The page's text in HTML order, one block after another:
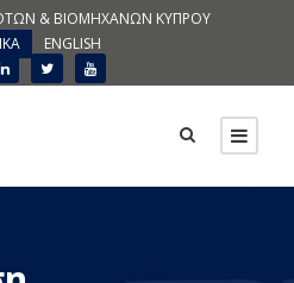
& ΒΙΟΜΗΧΑΝΩΝ ΚΥΠΡΟΥ
ENGLISH